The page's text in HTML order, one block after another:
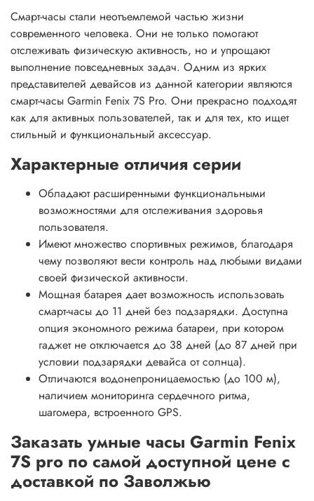
Смарт-часы стали неотъемлемой частью жизни
современного человека. Они не только помогают
отслеживать физическую активность, но и упрощают
выполнение повседневных задач. Одним из ярких
представителей девайсов из данной категории являются
смарт-часы Garmin Fenix 7S Pro. Они прекрасно подходят
как для активных пользователей, так и для тех, кто ищет
стильный и функциональный аксессуар.
Характерные отличия серии
Обладают расширенными функциональными
возможностями для отслеживания здоровья
пользователя.
Имеют множество спортивных режимов, благодаря
чему позволяют вести контроль над любыми видами
своей физической активности.
Мощная батарея дает возможность использовать
смарт-часы до 11 дней без подзарядки. Доступна
опция экономного режима батареи, при котором
гаджет не отключается до 38 дней (до 87 дней при
условии подзарядки девайса от солнца).
Отличаются водонепроницаемостью (до 100 м),
наличием мониторинга сердечного ритма,
шагомера, встроенного GPS.
Заказать умные часы Garmin Fenix
7S pro по самой доступной цене с
доставкой по Заволжью